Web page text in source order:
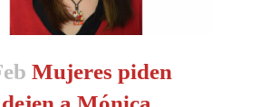
Mujeres piden